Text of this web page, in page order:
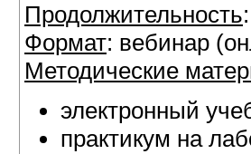
Продолжительность
Формат: вебинар
Методические
электронный
практикум на